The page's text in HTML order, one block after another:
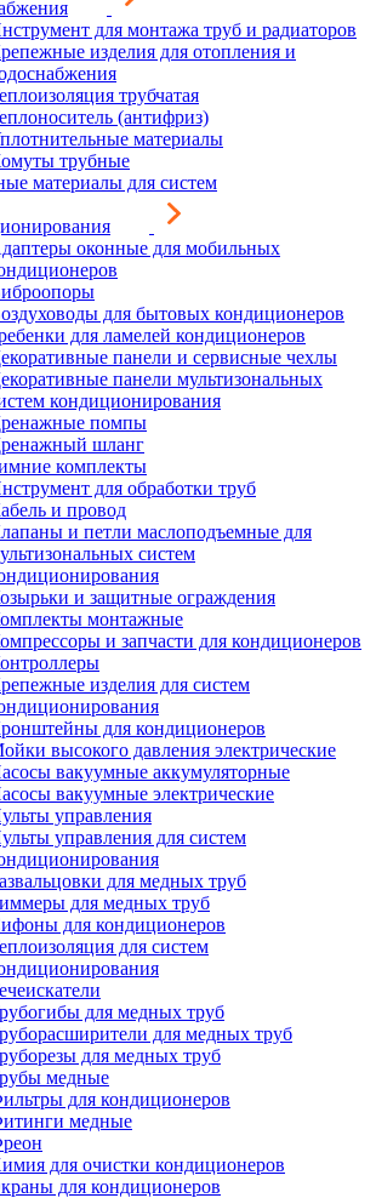
для монтажа труб и радиаторов
изделия для отопления и
трубчатая
(антифриз)
материалы
трубные
материалы для систем
оконные для мобильных
для бытовых кондиционеров
для ламелей кондиционеров
панели и сервисные чехлы
панели мультизональных
кондиционирования
помпы
шланг
комплекты
для обработки труб
и провод
и петли маслоподъемные для
систем
и защитные ограждения
монтажные
и запчасти для кондиционеров
изделия для систем
для кондиционеров
высокого давления электрические
вакуумные аккумуляторные
вакуумные электрические
управления
управления для систем
для медных труб
для медных труб
для кондиционеров
для систем
для медных труб
для медных труб
для медных труб
медные
для кондиционеров
медные
для очистки кондиционеров
для кондиционеров